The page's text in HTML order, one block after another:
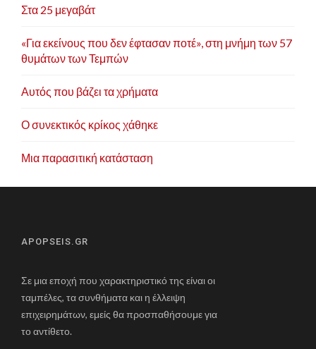
Στα 25 μεγαβάτ
«Για εκείνους που δεν έφτασαν ποτέ», στη μνήμη των 57
θυμάτων των Τεμπών
Αυτός που βάζει τα χρήματα
Ο συνεκτικός κρίκος χάθηκε
Μια παρασιτική κατάσταση
APOPSEIS.GR
Σε μια εποχή που χαρακτηριστικό της είναι οι
ταμπέλες, τα συνθήματα και η έλλειψη
επιχειρημάτων, εμείς θα προσπαθήσουμε για
το αντίθετο.